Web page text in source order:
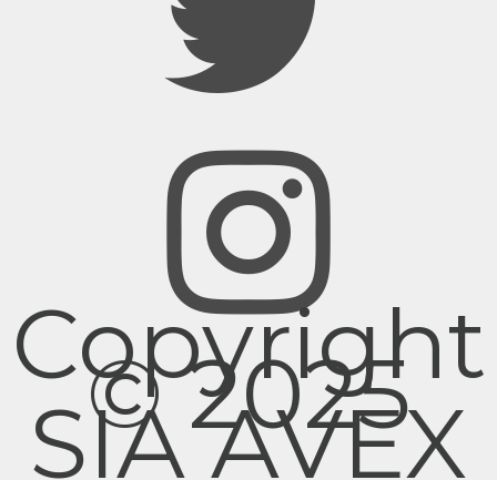
Copyright
© 2025
SIA AVEX